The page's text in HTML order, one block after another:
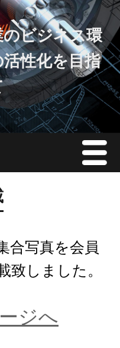
ビジネス環
性化を目指
Menu
合写真を会員
致しました。
ジへ